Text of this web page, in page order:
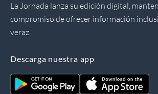
La Jornada lanza su edición digital,
compromiso de ofrecer información
veraz.
Descarga nuestra app